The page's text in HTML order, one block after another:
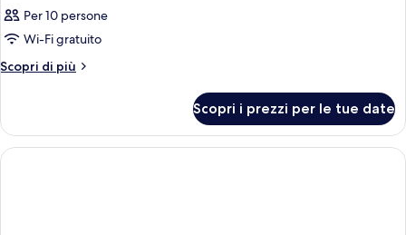
Per 10 persone
Wi-Fi gratuito
Scopri di più
Altri
Scopri i prezzi per le tue date